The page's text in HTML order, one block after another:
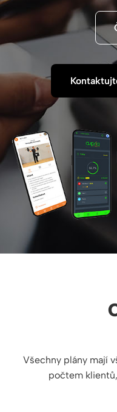
Všechny plány mají
počtem